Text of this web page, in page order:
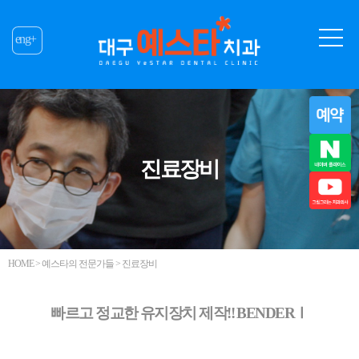
eng+
진료장비
HOME > 예스타의 전문가들 > 진료장비
빠르고 정교한 유지장치 제작!! BENDERⅠ